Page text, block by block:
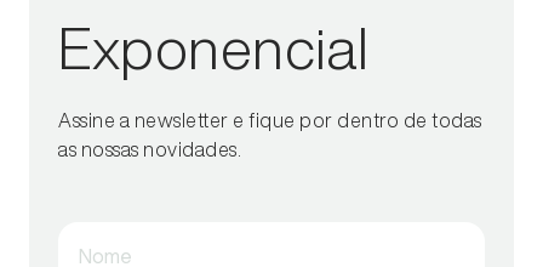
Exponencial
Assine a newsletter e fique por dentro de todas
as nossas novidades.
Nome